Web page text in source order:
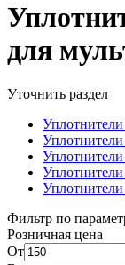
для
Уточнить раздел
Уплотнители
Уплотнители
Уплотнители
Фильтр по
Розничная цена
От